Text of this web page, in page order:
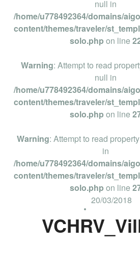
Vũng Tàu Phan Thiết Nha
null in
/home/u778492364/domains/
content/themes/traveler/
solo.php on line
Warning: Attempt to read
null in
/home/u778492364/domains/
content/themes/traveler/
solo.php on line
Warning: Attempt to read
in
/home/u778492364/domains/
content/themes/traveler/
solo.php on line
20/03/2018